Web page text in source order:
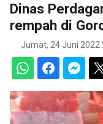
Dinas
rempah di
Jumat, 24 Juni 2022